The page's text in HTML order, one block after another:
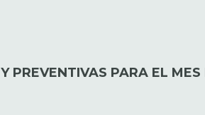
PREVENTIVAS PARA EL